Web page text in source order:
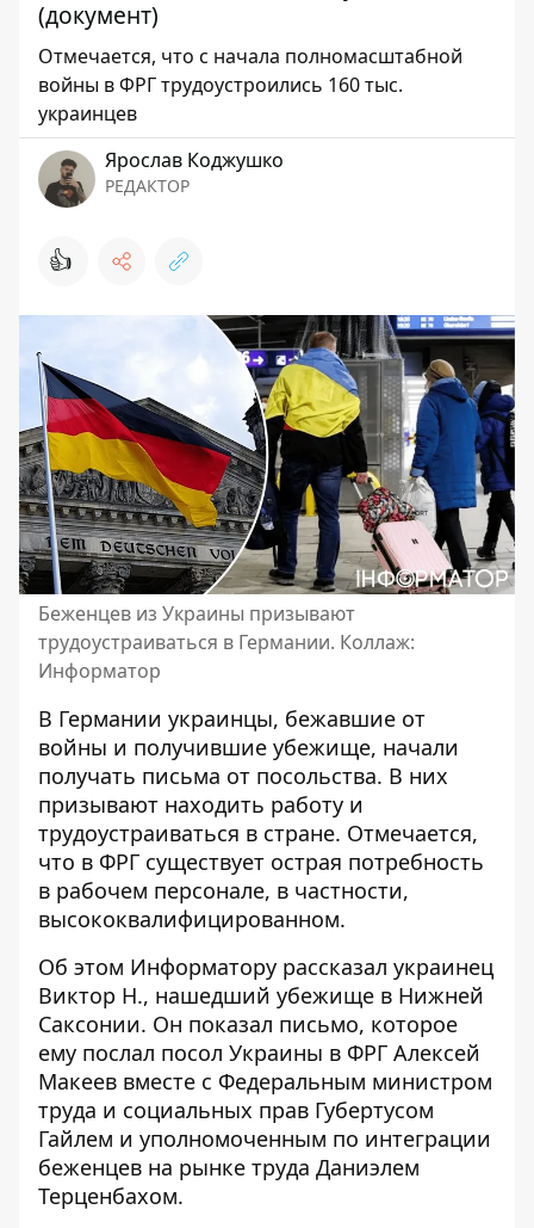
(документ)
Отмечается, что с начала полномасштабной
войны в ФРГ трудоустроились 160 тыс.
украинцев
Ярослав Коджушко
РЕДАКТОР
👍
Беженцев из Украины призывают
трудоустраиваться в Германии. Коллаж:
Информатор
В Германии украинцы, бежавшие от
войны и получившие убежище, начали
получать письма от посольства. В них
призывают находить работу и
трудоустраиваться в стране. Отмечается,
что в ФРГ существует острая потребность
в рабочем персонале, в частности,
высококвалифицированном.
Об этом Информатору рассказал украинец
Виктор Н., нашедший убежище в Нижней
Саксонии. Он показал письмо, которое
ему послал посол Украины в ФРГ Алексей
Макеев вместе с Федеральным министром
труда и социальных прав Губертусом
Гайлем и уполномоченным по интеграции
беженцев на рынке труда Даниэлем
Терценбахом.